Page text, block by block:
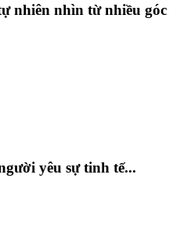
nhiên nhìn từ nhiều góc
yêu sự tinh tế...